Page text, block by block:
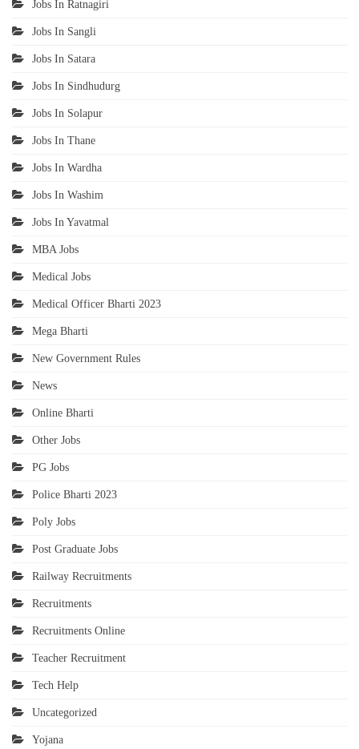
Jobs In Ratnagiri
Jobs In Sangli
Jobs In Satara
Jobs In Sindhudurg
Jobs In Solapur
Jobs In Thane
Jobs In Wardha
Jobs In Washim
Jobs In Yavatmal
MBA Jobs
Medical Jobs
Medical Officer Bharti 2023
Mega Bharti
New Government Rules
News
Online Bharti
Other Jobs
PG Jobs
Police Bharti 2023
Poly Jobs
Post Graduate Jobs
Railway Recruitments
Recruitments
Recruitments Online
Teacher Recruitment
Tech Help
Uncategorized
Yojana